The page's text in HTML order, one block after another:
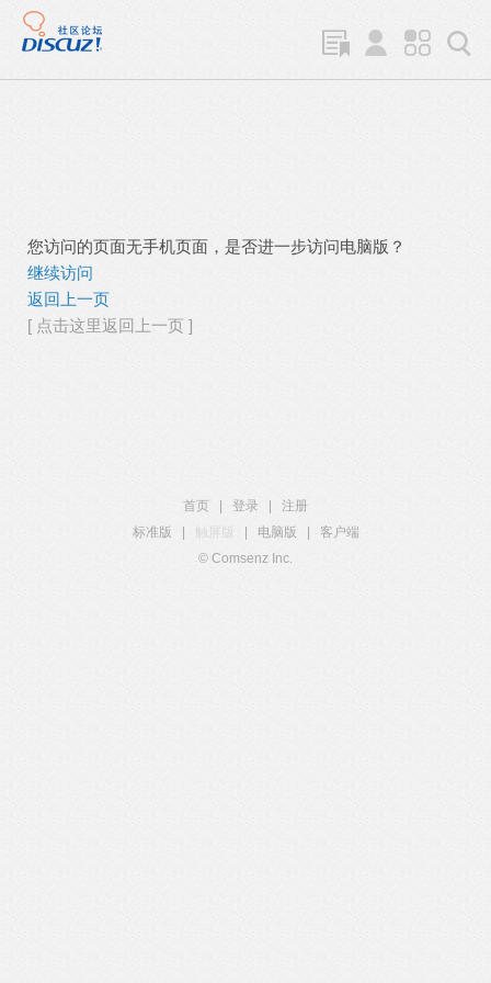
您访问的页面无手机页面，是否进一步访问电脑版？
继续访问
返回上一页
[ 点击这里返回上一页 ]
首页 登录
注册
标准版
触屏版 电脑版
客户端
© Comsenz Inc.